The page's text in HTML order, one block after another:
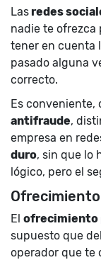
Las redes
nadie te ofrezca
tener en cuenta
pasado alguna
correcto.
Es conveniente,
antifraude,
empresa en
duro, sin que lo
lógico, pero el
El ofrecimiento
supuesto que
operador que te